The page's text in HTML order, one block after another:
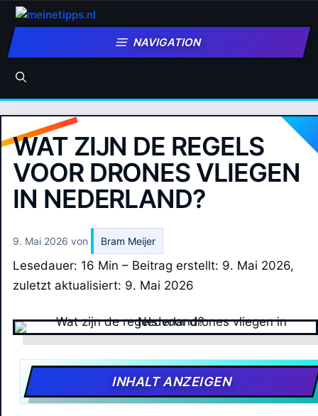
Zum
Inhalt
springen
NAVIGATION
WAT ZIJN DE REGELS
VOOR DRONES VLIEGEN
IN NEDERLAND?
9. Mai 2026 von Bram Meijer
Lesedauer: 16 Min – Beitrag erstellt: 9. Mai 2026,
zuletzt aktualisiert: 9. Mai 2026
INHALT ANZEIGEN